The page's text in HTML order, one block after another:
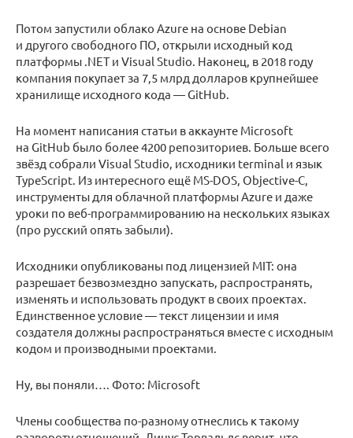
Потом запустили облако Azure на основе Debian
и другого свободного ПО, открыли исходный код
платформы .NET и Visual Studio. Наконец, в 2018 году
компания покупает за 7,5 млрд долларов крупнейшее
хранилище исходного кода — GitHub.
На момент написания статьи в аккаунте Microsoft
на GitHub было более 4200 репозиториев. Больше всего
звёзд собрали Visual Studio, исходники terminal и язык
TypeScript. Из интересного ещё MS-DOS, Objective-C,
инструменты для облачной платформы Azure и даже
уроки по веб-программированию на нескольких языках
(про русский опять забыли).
Исходники опубликованы под лицензией MIT: она
разрешает безвозмездно запускать, распространять,
изменять и использовать продукт в своих проектах.
Единственное условие — текст лицензии и имя
создателя должны распространяться вместе с исходным
кодом и производными проектами.
Ну, вы поняли…. Фото: Microsoft
Члены сообщества по-разному отнеслись к такому